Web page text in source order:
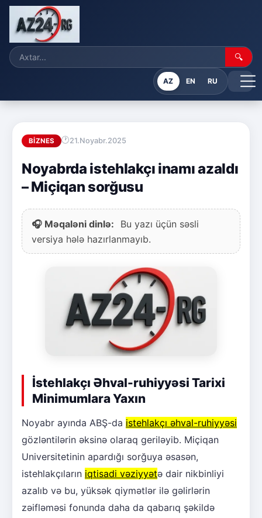
🔍
AZ EN RU
BIZNES 21.Noyabr.2025
Noyabrda istehlakçı inamı azaldı
– Miçiqan sorğusu
🎧 Məqaləni dinlə:
Bu yazı üçün səsli
versiya hələ hazırlanmayıb.
İstehlakçı Əhval-ruhiyyəsi Tarixi
Minimumlara Yaxın
Noyabr ayında ABŞ-da istehlakçı əhval-ruhiyyəsi
gözləntilərin əksinə olaraq geriləyib. Miçiqan
Universitetinin apardığı sorğuya əsasən,
istehlakçıların iqtisadi vəziyyətə dair nikbinliyi
azalıb və bu, yüksək qiymətlər ilə gəlirlərin
zəifləməsi fonunda daha da qabarıq şəkildə